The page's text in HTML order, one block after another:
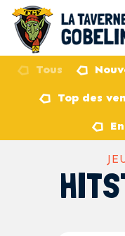
Tous
Top des